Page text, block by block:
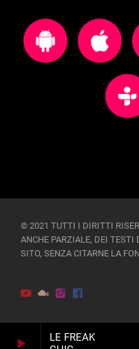
play_arrow
LE FREAK
© 2021 TUTTI I DIRITTI
ANCHE PARZIALE, DEI TESTI
SITO, SENZA CITARNE LA